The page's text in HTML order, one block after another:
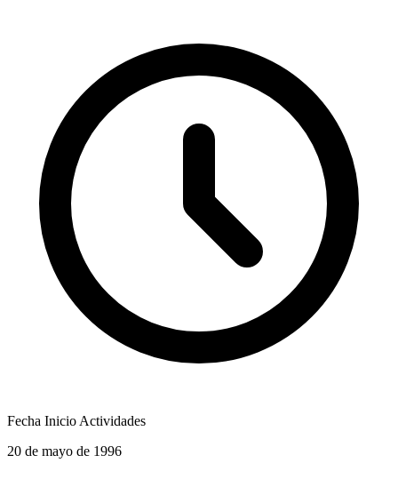
Fecha Inicio Actividades
20 de mayo de 1996